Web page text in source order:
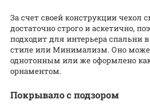
За счет своей конструкции чехол
достаточно строго и аскетично,
подходит для интерьера спальни
стиле или Минимализм. Оно
однотонным или же оформлено
орнаментом.
Покрывало с подзором